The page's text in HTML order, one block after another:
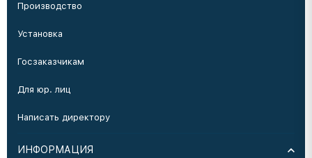
Производство
Установка
Госзаказчикам
Для юр. лиц
Написать директору
ИНФОРМАЦИЯ